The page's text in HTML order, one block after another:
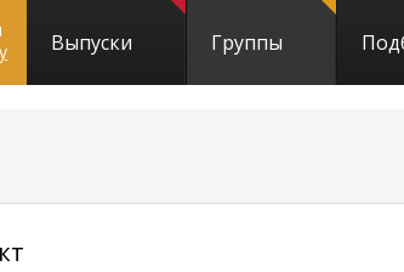
Выпуски Группы